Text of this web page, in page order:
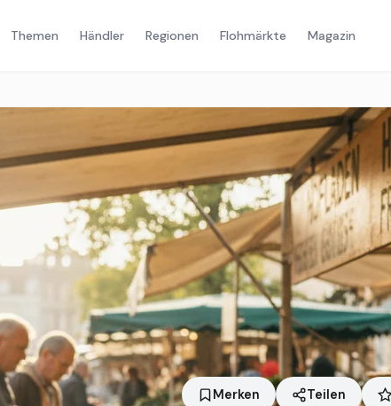
Themen Händler Regionen Flohmärkte Magazin
Merken Teilen